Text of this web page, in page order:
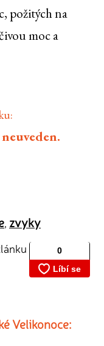
požitých na
moc a
zvyky
Velikonoce: